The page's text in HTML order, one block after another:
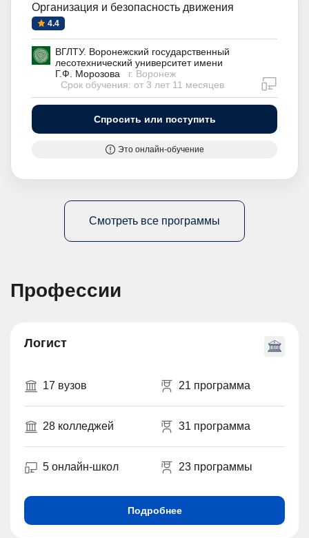
Организация и безопасность движения
4.4
ВГЛТУ. Воронежский государственный
лесотехнический университет имени
Г.Ф. Морозова
г. Воронеж
Срок обучения: от 3 лет 11 месяцев
Спросить или поступить
Это онлайн-обучение
Смотреть все программы
Профессии
Логист
17 вузов 21 программа
28 колледжей 31 программа
5 онлайн-школ 23 программы
Подробнее